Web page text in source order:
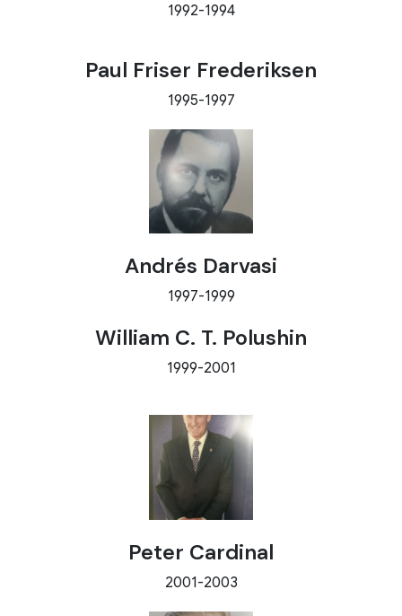
1992-1994
Paul Friser Frederiksen
1995-1997
Andrés Darvasi
1997-1999
William C. T. Polushin
1999-2001
Peter Cardinal
2001-2003